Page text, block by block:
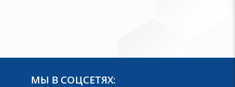
МЫ В СОЦСЕТЯХ: